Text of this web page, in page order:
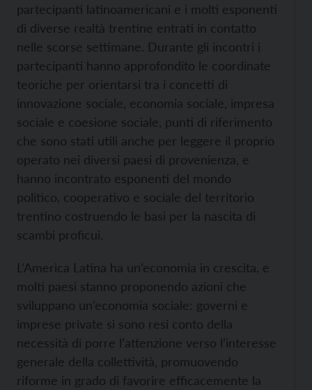
partecipanti latinoamericani e i molti esponenti
di diverse realtà trentine entrati in contatto
nelle scorse settimane. Durante gli incontri i
partecipanti hanno approfondito le coordinate
teoriche per orientarsi tra i concetti di
innovazione sociale, economia sociale, impresa
sociale e coesione sociale, punti di riferimento
che sono stati utili anche per leggere il proprio
operato nei diversi paesi di provenienza, e
hanno incontrato esponenti del mondo
politico, cooperativo e sociale del territorio
trentino costruendo le basi per la nascita di
scambi proficui.
L’America Latina ha un’economia in crescita, e
molti paesi stanno proponendo azioni che
sviluppano un’economia sociale: governi e
imprese private si sono resi conto della
necessità di porre l’attenzione verso l’interesse
generale della collettività, promuovendo
riforme in grado di favorire efficacemente la